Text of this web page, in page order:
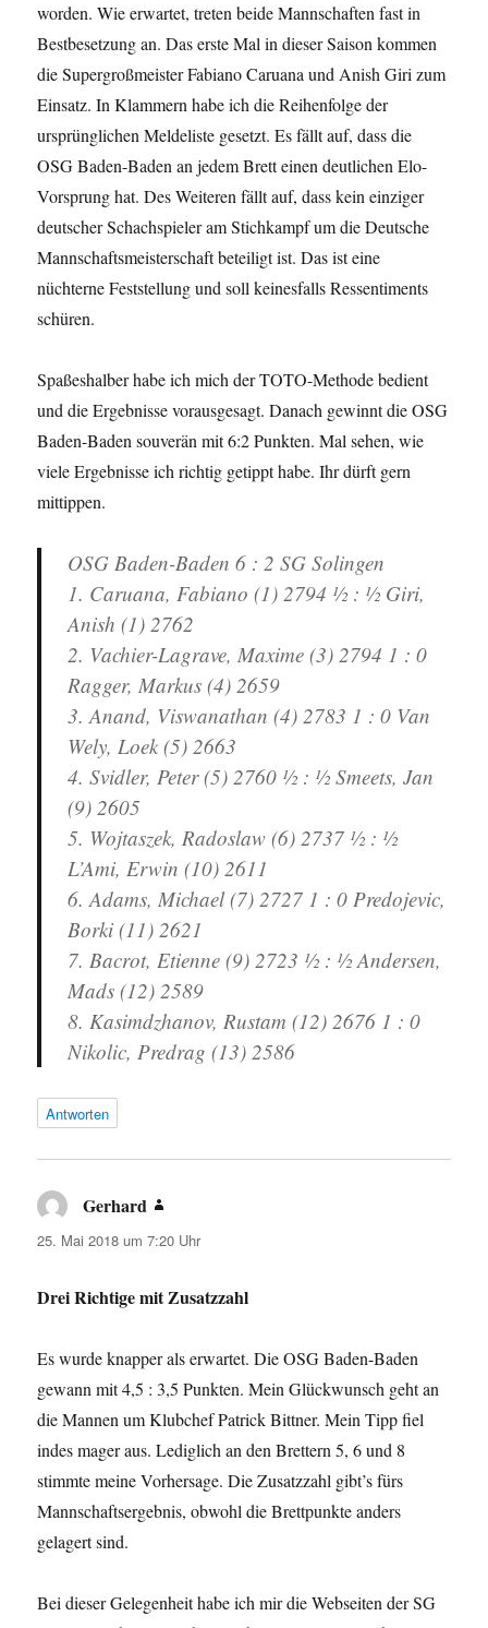
worden. Wie erwartet, treten beide Mannschaften fast in
Bestbesetzung an. Das erste Mal in dieser Saison kommen
die Supergroßmeister Fabiano Caruana und Anish Giri zum
Einsatz. In Klammern habe ich die Reihenfolge der
ursprünglichen Meldeliste gesetzt. Es fällt auf, dass die
OSG Baden-Baden an jedem Brett einen deutlichen Elo-
Vorsprung hat. Des Weiteren fällt auf, dass kein einziger
deutscher Schachspieler am Stichkampf um die Deutsche
Mannschaftsmeisterschaft beteiligt ist. Das ist eine
nüchterne Feststellung und soll keinesfalls Ressentiments
schüren.
Spaßeshalber habe ich mich der TOTO-Methode bedient
und die Ergebnisse vorausgesagt. Danach gewinnt die OSG
Baden-Baden souverän mit 6:2 Punkten. Mal sehen, wie
viele Ergebnisse ich richtig getippt habe. Ihr dürft gern
mittippen.
OSG Baden-Baden 6 : 2 SG Solingen
1. Caruana, Fabiano (1) 2794 ½ : ½ Giri,
Anish (1) 2762
2. Vachier-Lagrave, Maxime (3) 2794 1 : 0
Ragger, Markus (4) 2659
3. Anand, Viswanathan (4) 2783 1 : 0 Van
Wely, Loek (5) 2663
4. Svidler, Peter (5) 2760 ½ : ½ Smeets, Jan
(9) 2605
5. Wojtaszek, Radoslaw (6) 2737 ½ : ½
L’Ami, Erwin (10) 2611
6. Adams, Michael (7) 2727 1 : 0 Predojevic,
Borki (11) 2621
7. Bacrot, Etienne (9) 2723 ½ : ½ Andersen,
Mads (12) 2589
8. Kasimdzhanov, Rustam (12) 2676 1 : 0
Nikolic, Predrag (13) 2586
Antworten
Gerhard
25. Mai 2018 um 7:20 Uhr
Drei Richtige mit Zusatzzahl
Es wurde knapper als erwartet. Die OSG Baden-Baden
gewann mit 4,5 : 3,5 Punkten. Mein Glückwunsch geht an
die Mannen um Klubchef Patrick Bittner. Mein Tipp fiel
indes mager aus. Lediglich an den Brettern 5, 6 und 8
stimmte meine Vorhersage. Die Zusatzzahl gibt’s fürs
Mannschaftsergebnis, obwohl die Brettpunkte anders
gelagert sind.
Bei dieser Gelegenheit habe ich mir die Webseiten der SG